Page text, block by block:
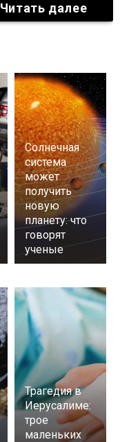
Читать далее
Солнечная
система
может
получить
новую
планету: что
говорят
ученые
Трагедия в
Иерусалиме:
трое
маленьких